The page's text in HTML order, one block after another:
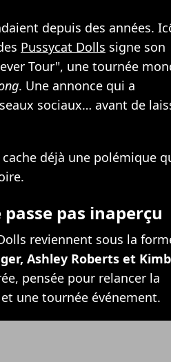
depuis des années.
Pussycat Dolls signe son
Tour", une tournée
. Une annonce qui a
sociaux… avant de
déjà une polémique
pas inaperçu
reviennent sous la
Ashley Roberts et
pensée pour relancer la
une tournée événement.